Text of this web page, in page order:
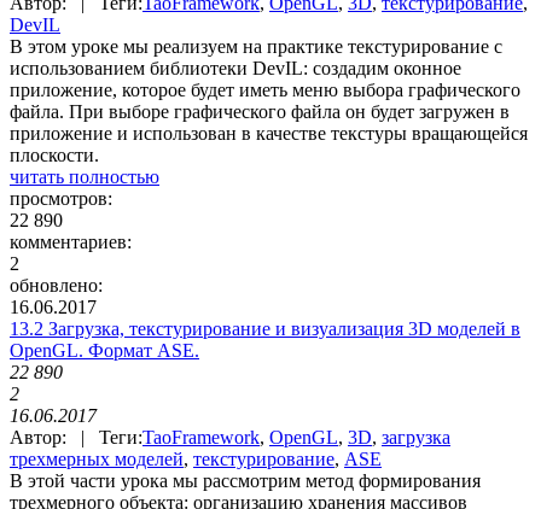
DevIL
В этом уроке мы реализуем на практике текстурирование с
использованием библиотеки DevIL: создадим оконное
приложение, которое будет иметь меню выбора графического
файла. При выборе графического файла он будет загружен в
приложение и использован в качестве текстуры вращающейся
плоскости.
читать полностью
просмотров:
22 890
комментариев:
2
обновлено:
16.06.2017
13.2 Загрузка, текстурирование и визуализация 3D моделей в
OpenGL. Формат ASE.
22 890
2
16.06.2017
Автор: | Теги:TaoFramework, OpenGL, 3D, загрузка
трехмерных моделей, текстурирование, ASE
В этой части урока мы рассмотрим метод формирования
трехмерного объекта: организацию хранения массивов